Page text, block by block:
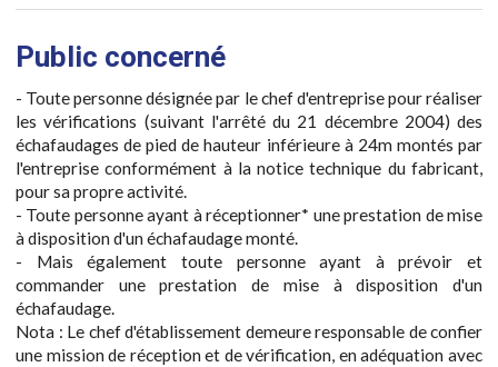
Public concerné
- Toute personne désignée par le chef d'entreprise pour réaliser
les vérifications (suivant l'arrêté du 21 décembre 2004) des
échafaudages de pied de hauteur inférieure à 24m montés par
l'entreprise conformément à la notice technique du fabricant,
pour sa propre activité.
- Toute personne ayant à réceptionner* une prestation de mise
à disposition d'un échafaudage monté.
- Mais également toute personne ayant à prévoir et
commander une prestation de mise à disposition d'un
échafaudage.
Nota : Le chef d'établissement demeure responsable de confier
une mission de réception et de vérification, en adéquation avec